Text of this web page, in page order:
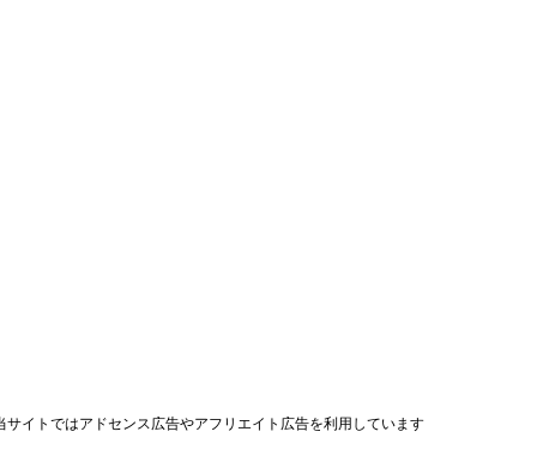
サイトではアドセンス広告やアフリエイト広告を利用しています